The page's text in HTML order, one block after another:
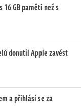
GB paměti než s
donutil Apple zavést
a přihlásí se za